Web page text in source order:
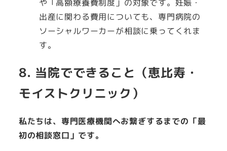
や「高額療養費制度」の対象です。妊娠・
出産に関わる費用についても、専門病院の
ソーシャルワーカーが相談に乗ってくれま
す。
8. 当院でできること（恵比寿・
モイストクリニック）
私たちは、専門医療機関へお繋ぎするまでの「最
初の相談窓口」です。